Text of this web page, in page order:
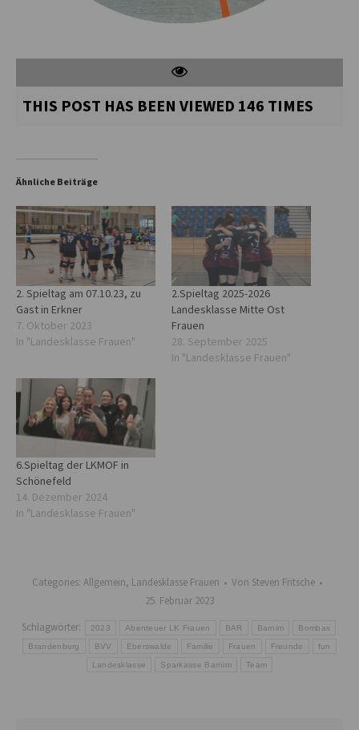
THIS POST HAS BEEN VIEWED 146 TIMES
Ähnliche Beiträge
2. Spieltag am 07.10.23, zu
Gast in Erkner
7. Oktober 2023
In "Landesklasse Frauen"
2.Spieltag 2025-2026
Landesklasse Mitte Ost
Frauen
28. September 2025
In "Landesklasse Frauen"
6.Spieltag der LKMOF in
Schönefeld
14. Dezember 2024
In "Landesklasse Frauen"
Categories: Allgemein, Landesklasse Frauen Von Steven Fritsche
25. Februar 2023
Schlagwörter:
2023 Abenteuer LK Frauen BAR Barnim Bombas
Brandenburg BVV Eberswalde Familie Frauen Freunde fun
Landesklasse Sparkasse Barnim Team